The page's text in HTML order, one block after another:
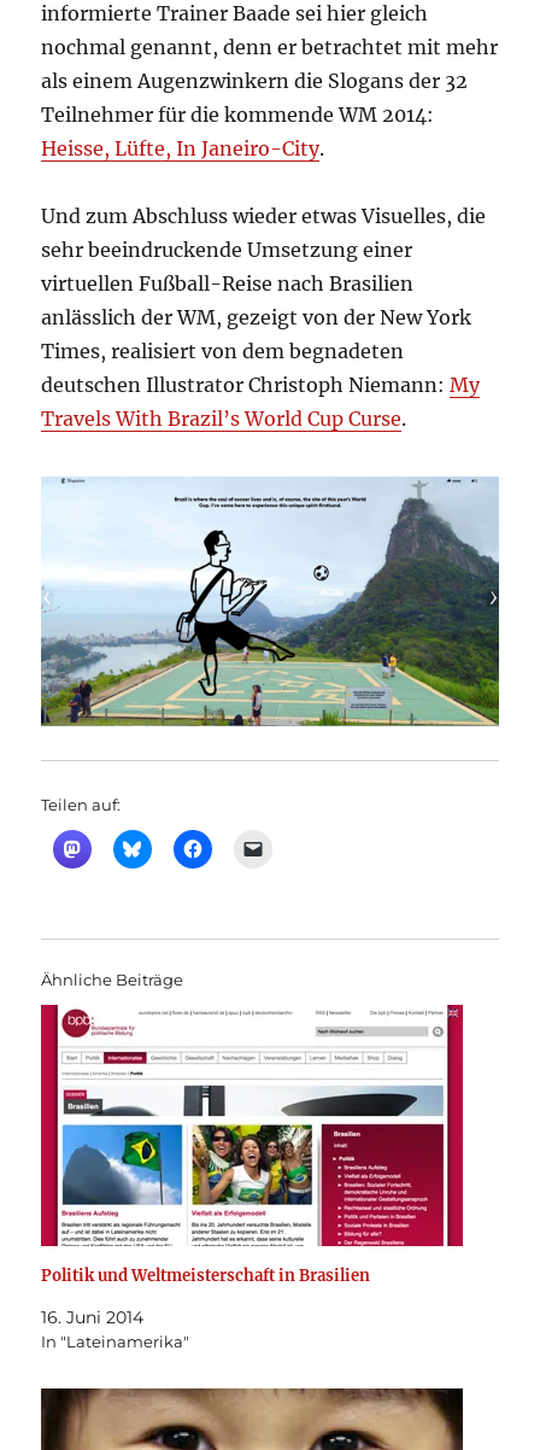
informierte Trainer Baade sei hier gleich
nochmal genannt, denn er betrachtet mit mehr
als einem Augenzwinkern die Slogans der 32
Teilnehmer für die kommende WM 2014:
Heisse, Lüfte, In Janeiro-City.
Und zum Abschluss wieder etwas Visuelles, die
sehr beeindruckende Umsetzung einer
virtuellen Fußball-Reise nach Brasilien
anlässlich der WM, gezeigt von der New York
Times, realisiert von dem begnadeten
deutschen Illustrator Christoph Niemann:My
Travels With Brazil’s World Cup Curse.
Teilen auf:
Ähnliche Beiträge
Politik und Weltmeisterschaft in Brasilien
16. Juni 2014
In "Lateinamerika"